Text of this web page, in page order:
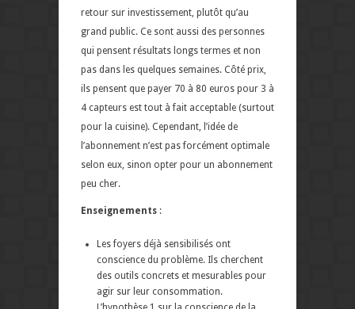
retour sur investissement, plutôt qu’au
grand public. Ce sont aussi des personnes
qui pensent résultats longs termes et non
pas dans les quelques semaines. Côté prix,
ils pensent que payer 70 à 80 euros pour 3 à
4 capteurs est tout à fait acceptable (surtout
pour la cuisine). Cependant, l’idée de
l’abonnement n’est pas forcément optimale
selon eux, sinon opter pour un abonnement
peu cher.
Enseignements :
Les foyers déjà sensibilisés ont
conscience du problème. Ils cherchent
des outils concrets et mesurables pour
agir sur leur consommation.